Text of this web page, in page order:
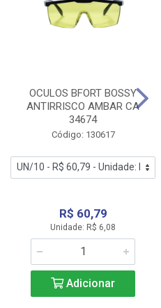
OCULOS BFORT BOSSY
ANTIRRISCO AMBAR CA
34674
Código: 130617
R$ 60,79
Unidade: R$ 6,08
Adicionar